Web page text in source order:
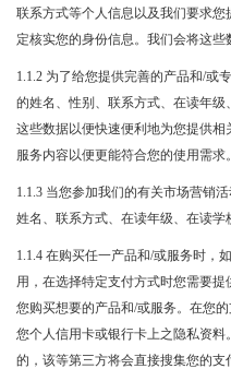
联系方式等个人信息以及我们要求
定核实您的身份信息。我们会将这些
1.1.2 为了给您提供完善的产品和/或
的姓名、性别、联系方式、在读年
这些数据以便快速便利地为您提供
服务内容以便更能符合您的使用需求。
1.1.3 当您参加我们的有关市场营销
姓名、联系方式、在读年级、在读学
1.1.4 在购买任一产品和/或服务时，
用，在选择特定支付方式时您需要
您购买想要的产品和/或服务。在您
您个人信用卡或银行卡上之隐私资
的，该等第三方将会直接搜集您的